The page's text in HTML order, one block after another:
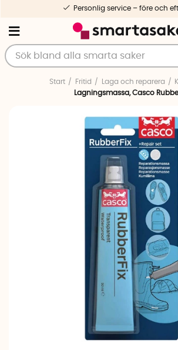
Personlig service – före och
Start Fritid Laga och reparera
Lagningsmassa, Casco